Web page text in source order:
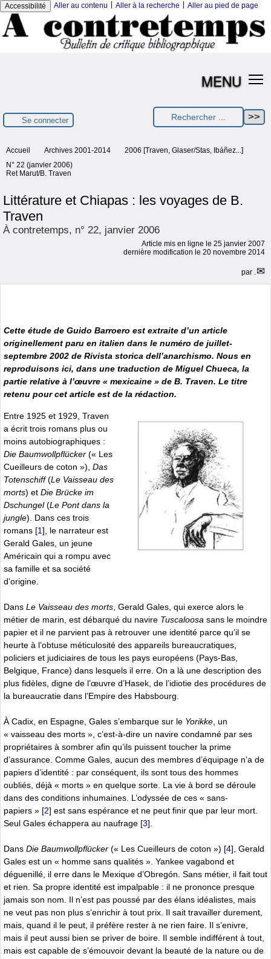
Accessibilité Aller au contenu Aller à la recherche Aller au pied de page
MENU
Se connecter
Accueil Archives 2001-2014
2006 [Traven, Glaser/Stas, Ibáñez...]
N° 22 (janvier 2006)
Ret Marut/B. Traven
Littérature et Chiapas : les voyages de B.
Traven
À contretemps, n° 22, janvier 2006
Article mis en ligne le 25 janvier 2007
dernière modification le 20 novembre 2014
par .
Cette étude de Guido Barroero est extraite d’un article
originellement paru en italien dans le numéro de juillet-
septembre 2002 de Rivista storica dell’anarchismo. Nous en
reproduisons ici, dans une traduction de Miguel Chueca, la
partie relative à l’œuvre « mexicaine » de B. Traven. Le titre
retenu pour cet article est de la rédaction.
Entre 1925 et 1929, Traven
a écrit trois romans plus ou
moins autobiographiques :
Die Baumwollpflücker (« Les
Cueilleurs de coton »), Das
Totenschiff(Le Vaisseau des
morts) et Die Brücke im
Dschungel(Le Pont dans la
jungle). Dans ces trois
romans [1] , le narrateur est
Gerald Gales, un jeune
Américain qui a rompu avec
sa famille et sa société
d’origine.
Dans Le Vaisseau des morts , Gerald Gales, qui exerce alors le
métier de marin, est débarqué du navire Tuscaloosa sans le moindre
papier et il ne parvient pas à retrouver une identité parce qu’il se
heurte à l’obtuse méticulosité des appareils bureaucratiques,
policiers et judiciaires de tous les pays européens (Pays-Bas,
Belgique, France) dans lesquels il erre. On a là une description des
plus fidèles, digne de l’œuvre d’Hasek, de l’idiotie des procédures de
la bureaucratie dans l’Empire des Habsbourg.
À Cadix, en Espagne, Gales s’embarque sur le Yorikke , un
« vaisseau des morts », c’est-à-dire un navire condamné par ses
propriétaires à sombrer afin qu’ils puissent toucher la prime
d’assurance. Comme Gales, aucun des membres d’équipage n’a de
papiers d’identité : par conséquent, ils sont tous des hommes
oubliés, déjà « morts » en quelque sorte. La vie à bord se déroule
dans des conditions inhumaines. L’odyssée de ces « sans-
papiers » [2] est sans espérance et ne peut finir que par leur mort.
Seul Gales échappera au naufrage [3]
Dans Die Baumwollpflücker (« Les Cueilleurs de coton ») [4] , Gerald
Gales est un « homme sans qualités ». Yankee vagabond et
déguenillé, il erre dans le Mexique d’Obregón. Sans métier, il fait tout
et rien. Sa propre identité est impalpable : il ne prononce presque
jamais son nom. Il n’est pas poussé par des élans idéalistes, mais
ne veut pas non plus s’enrichir à tout prix. Il sait travailler durement,
mais, quand il le peut, il préfère rester à ne rien faire. Il s’enivre,
mais il peut aussi bien se priver de boire. Il semble indifférent à tout,
mais est capable de s’émouvoir devant la beauté de la nature ou de